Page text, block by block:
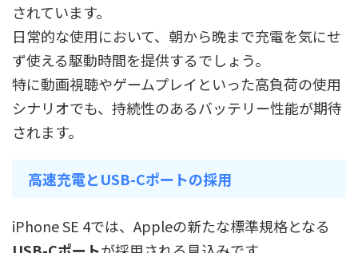
されています。
日常的な使用において、朝から晩まで充電を気にせ
ず使える駆動時間を提供するでしょう。
特に動画視聴やゲームプレイといった高負荷の使用
シナリオでも、持続性のあるバッテリー性能が期待
されます。
高速充電とUSB-Cポートの採用
iPhone SE 4では、Appleの新たな標準規格となる